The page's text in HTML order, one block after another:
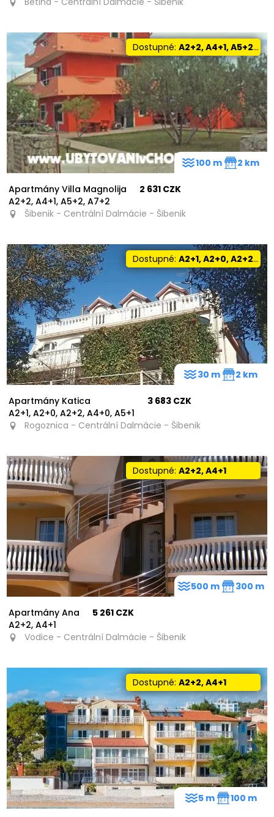
Dostupné:A2+2, A4+1, A5+2, A7+2
Apartmány Villa Magnolija
A2+2, A4+1, A5+2, A7+2
2 631 CZK
Šibenik - Centrální Dalmácie - Šibenik
100 m 2 km
Dostupné:A2+1, A2+0, A2+2, A4+0, A5+1
Apartmány Katica
A2+1, A2+0, A2+2, A4+0, A5+1
3 683 CZK
Rogoznica - Centrální Dalmácie - Šibenik
30 m 2 km
Dostupné:A2+2, A4+1
Apartmány Ana
A2+2, A4+1
5 261 CZK
Vodice - Centrální Dalmácie - Šibenik
500 m 300 m
Dostupné:A2+2, A4+1
5 m 100 m